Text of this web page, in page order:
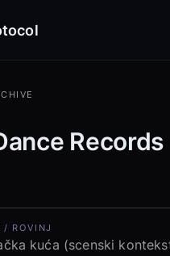
Records
/ ROVINJ
kuća (scenski